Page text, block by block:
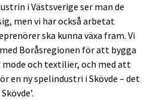
i Västsverige ser man de
men vi har också arbetat
ska kunna växa fram. Vi
Boråsregionen för att bygga
och textilier, och med att
en ny spelindustri i Skövde – det